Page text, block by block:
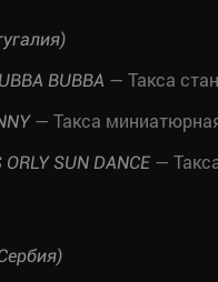
BUBBA — Такса
— Такса
SUN DANCE —